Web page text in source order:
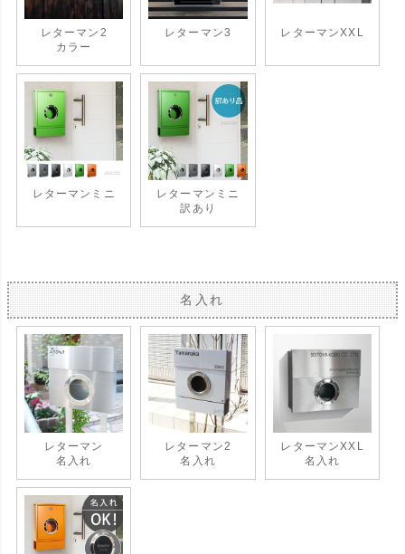
レターマン2
カラー
レターマン3 レターマンXXL
レターマンミニ
レターマンミニ
訳あり
名入れ
レターマン
名入れ
レターマン2
名入れ
レターマンXXL
名入れ